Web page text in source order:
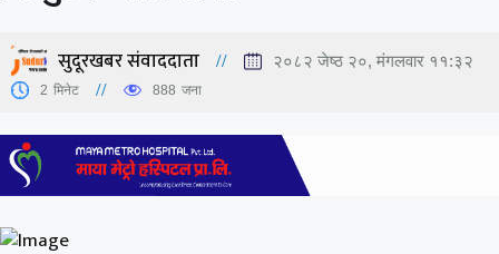
सुदूरखबर संवाददाता २०८२ जेष्ठ २०, मंगलवार ११:३२
2 मिनेट 888 जना